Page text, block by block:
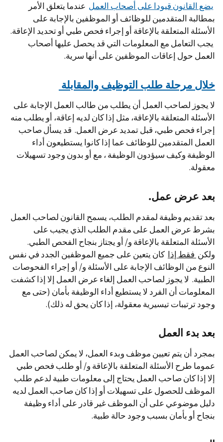
يضع القانون قيودا على أصحاب العمل عندما يتعلق الأمر
بمطالبة المتقدمين للوظائف أو الموظفين بالإجابة على
الأسئلة المتعلقة بالإعاقة أو إجراء فحص طبي أو تحديد الإعاقة.
يجب التعامل مع المعلومات التي قد يحصل عليها أصحاب
العمل حول إعاقات الموظفين على أنها سرية.
خلال مرحلة طلب التوظيف والمقابلة
لا يجوز لصاحب العمل أن يطلب من طالب العمل الإجابة على
الأسئلة المتعلقة بالإعاقة، مثل إذا كان لديه إعاقة، أو يطلب منه
إجراء فحص طبي، قبل تمديد عرض العمل. قد يسأل صاحب
العمل المتقدمين للوظائف عما إذا كانوا يستطيعون أداء
الوظيفة وكيف سيؤدون الوظيفة ، مع أو بدون وجود تسهيلات
معقولة.
بعد عرض عمل.
بعد تقديم وظيفة لمقدم الطلب، يسمح القانون لصاحب العمل
بشرط عرض العمل على مقدم الطلب الذي يجيب على
الأسئلة المتعلقة بالإعاقة و/ أو يجتاز بنجاح الفحص الطبي.
ولكن فقط إذا كان يتعين على جميع الموظفين الجدد في نفس
النوع من الوظائف الإجابة على الأسئلة و/ أو إجراء الفحوصات
الطبية. لا يجوز لصاحب العمل إلغاء عرض العمل إلا إذا كشفت
المعلومات أن الفرد لا يستطيع أداء الوظيفة بأمان (حتى مع
وجود ترتيبات تيسيرية معقولة، إذا كان يحق له ذلك).
بعد بدء العمل
بمجرد أن يتم تعيين موظف وبدء العمل، لا يمكن لصاحب العمل
عموما طرح الأسئلة المتعلقة بالإعاقة و/ أو طلب فحص طبي
إلا إذا كان صاحب العمل يحتاج إلى معلومات طبية لدعم طلب
الموظف للحصول على تسهيلات أو إذا كان صاحب العمل لديه
دليل موضوعي على أن الموظف غير قادر على أداء وظيفة
بنجاح أو بأمان بسبب وجود حالة طبية.